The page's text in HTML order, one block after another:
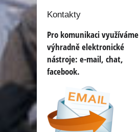
Kontakty
Pro komunikaci využíváme
výhradně elektronické
nástroje: e-mail, chat,
facebook.